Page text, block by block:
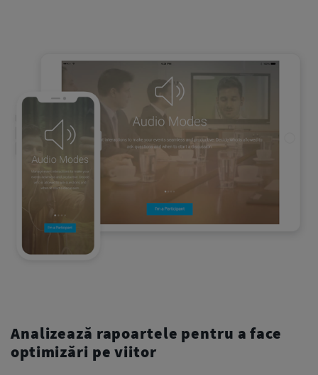
Analizează rapoartele pentru a face
optimizări pe viitor